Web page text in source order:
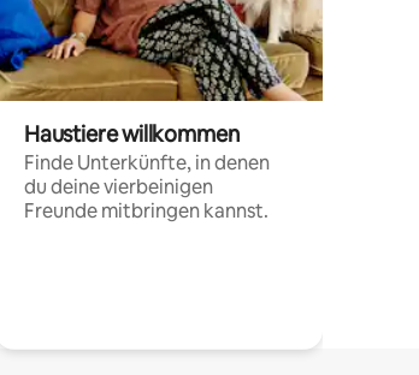
Haustiere willkommen
Finde Unterkünfte, in denen
du deine vierbeinigen
Freunde mitbringen kannst.